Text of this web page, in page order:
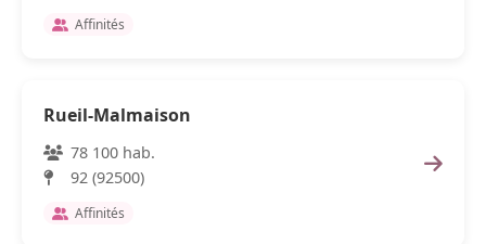
Affinités
Rueil-Malmaison
78 100 hab.
92 (92500)
Affinités